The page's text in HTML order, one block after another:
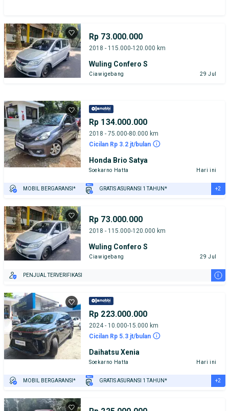
Rp 73.000.000
2018 - 115.000-120.000 km
Wuling Confero S
Ciawigebang 29 Jul
Rp 134.000.000
2018 - 75.000-80.000 km
Cicilan Rp 3.2 jt/bulan
Honda Brio Satya
Soekarno Hatta Hari ini
MOBIL BERGARANSI* GRATIS ASURANSI 1 TAHUN* +2
Rp 73.000.000
2018 - 115.000-120.000 km
Wuling Confero S
Ciawigebang 29 Jul
PENJUAL TERVERIFIKASI i
Rp 223.000.000
2024 - 10.000-15.000 km
Cicilan Rp 5.3 jt/bulan
Daihatsu Xenia
Soekarno Hatta Hari ini
MOBIL BERGARANSI* GRATIS ASURANSI 1 TAHUN* +2